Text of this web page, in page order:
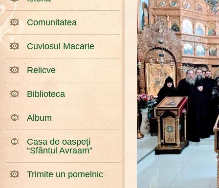
Comunitatea
Cuviosul Macarie
Relicve
Biblioteca
Album
Casa de oaspeți
“Sfântul Avraam”
Trimite un pomelnic